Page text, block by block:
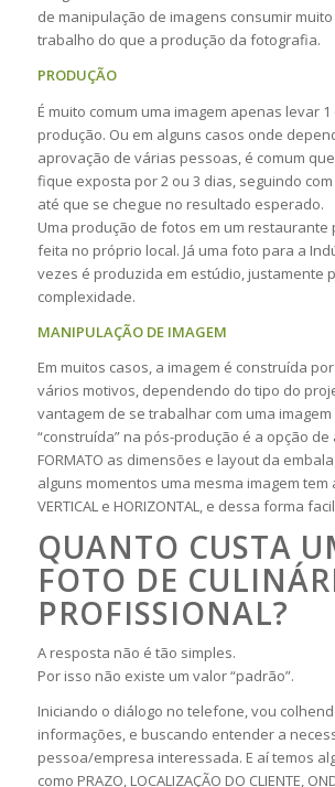
de manipulação de imagens consumir
trabalho do que a produção da fotografia.
PRODUÇÃO
É muito comum uma imagem apenas levar
produção. Ou em alguns casos onde
aprovação de várias pessoas, é comum
fique exposta por 2 ou 3 dias, seguindo
até que se chegue no resultado esperado.
Uma produção de fotos em um restaurante
feita no próprio local. Já uma foto para a
vezes é produzida em estúdio, justamente
complexidade.
MANIPULAÇÃO DE IMAGEM
Em muitos casos, a imagem é construída por
vários motivos, dependendo do tipo do
vantagem de se trabalhar com uma
“construída” na pós-produção é a opção
FORMATO as dimensões e layout da
alguns momentos uma mesma imagem tem
VERTICAL e HORIZONTAL, e dessa forma
QUANTO CUSTA
FOTO DE
PROFISSIONAL?
A resposta não é tão simples.
Por isso não existe um valor “padrão”.
Iniciando o diálogo no telefone, vou
informações, e buscando entender a
pessoa/empresa interessada. E aí temos
como PRAZO, LOCALIZAÇÃO DO CLIENTE,